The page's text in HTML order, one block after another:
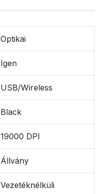
Optikai
Igen
USB/Wireless
Black
19000 DPI
Állvány
Vezetéknélküli